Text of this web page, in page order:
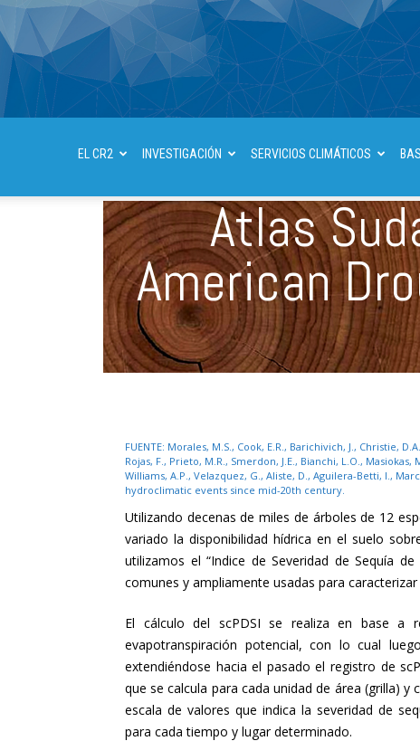
EL CR2 INVESTIGACIÓN SERVICIOS CLIMÁTICOS
Atlas
American
FUENTE: Morales, M.S., Cook, E.R., Barichivich, J., Christie,
Rojas, F., Prieto, M.R., Smerdon, J.E., Bianchi, L.O.,
Williams, A.P., Velazquez, G., Aliste, D., Aguilera-Betti, I.,
hydroclimatic events since mid-20th century.
Utilizando decenas de miles de árboles de 12
variado la disponibilidad hídrica en el suelo
utilizamos el “Indice de Severidad de Sequía
comunes y ampliamente usadas para
El cálculo del scPDSI se realiza en base a
evapotranspiración potencial, con lo cual
extendiéndose hacia el pasado el registro de
que se calcula para cada unidad de área (grilla)
escala de valores que indica la severidad de
para cada tiempo y lugar determinado.